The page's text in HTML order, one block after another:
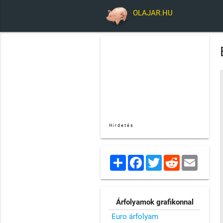
OLAJAR.HU
Hirdetés
Share Facebook
TwitterReddit
Árfolyamok grafikonnal
Euro árfolyam